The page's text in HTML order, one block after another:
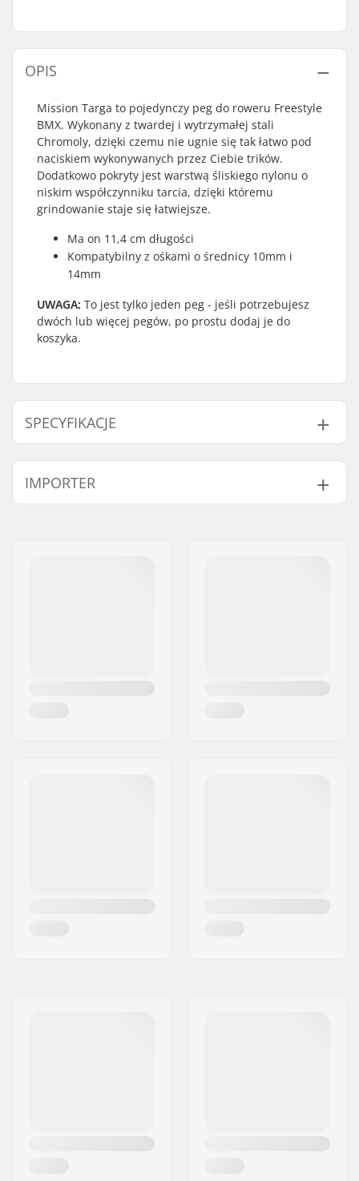
OPIS
Mission Targa to pojedynczy peg do roweru Freestyle
BMX. Wykonany z twardej i wytrzymałej stali
Chromoly, dzięki czemu nie ugnie się tak łatwo pod
naciskiem wykonywanych przez Ciebie trików.
Dodatkowo pokryty jest warstwą śliskiego nylonu o
niskim współczynniku tarcia, dzięki któremu
grindowanie staje się łatwiejsze.
Ma on 11,4 cm długości
Kompatybilny z ośkami o średnicy 10mm i
14mm
UWAGA: To jest tylko jeden peg - jeśli potrzebujesz
dwóch lub więcej pegów, po prostu dodaj je do
koszyka.
SPECYFIKACJE
Średnica ośki:
10mm, 14mm
Długość pegu:
Materiał:
Stal chromoly, Nylon
IMPORTER